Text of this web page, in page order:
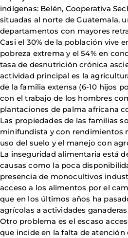
indígenas: Belén, Cooperativa
situadas al norte de Guatemala,
departamentos con mayores
Casi el 30% de la población vive
pobreza extrema y el 54% en
tasa de desnutrición crónica
actividad principal es la
de la familia extensa (6-10 hijos
con el trabajo de los hombres
plantaciones de palma africana
Las propiedades de las familias
minifundista y con rendimientos
uso del suelo y el manejo con
La inseguridad alimentaria está
causas como la poca
presencia de monocultivos
acceso a los alimentos por el
que en los últimos años ha
agrícolas a actividades
Otro problema es el escaso
que incide en la falta de